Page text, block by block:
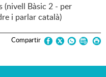
(nivell Bàsic 2 - per
i parlar català)
Compartir